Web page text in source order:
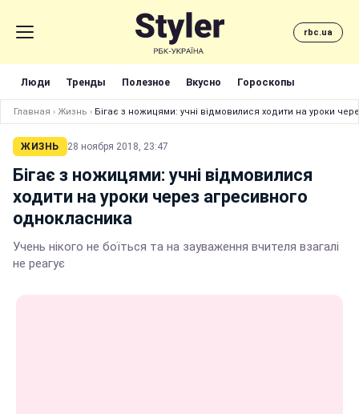
rbc.ua
Люди Тренды Полезное Вкусно Гороскопы
Главная › Жизнь › Бігає з ножицями: учні відмовилися ходити на уроки
ЖИЗНЬ 28 ноября 2018, 23:47
Бігає з ножицями: учні відмовилися
ходити на уроки через агресивного
однокласника
Учень нікого не боїться та на зауваження вчителя взагалі
не реагує